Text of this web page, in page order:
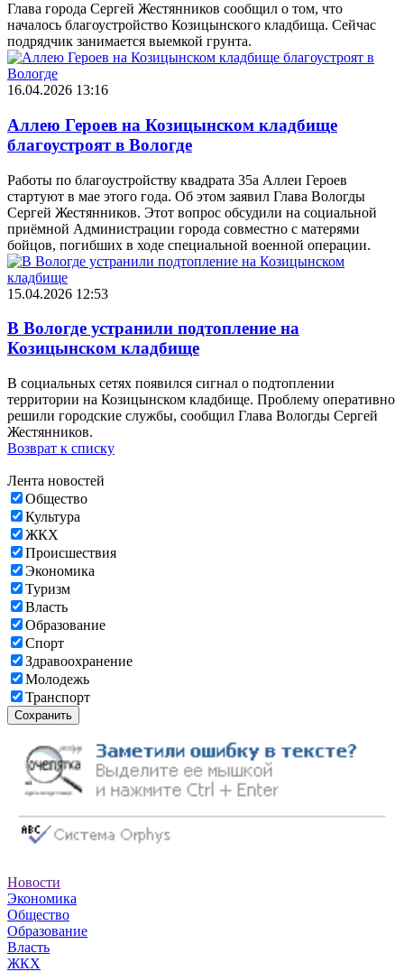
Глава города Сергей Жестянников сообщил о том, что
началось благоустройство Козицынского кладбища. Сейчас
подрядчик занимается выемкой грунта.
16.04.2026 13:16
Аллею Героев на Козицынском кладбище
благоустроят в Вологде
Работы по благоустройству квадрата 35а Аллеи Героев
стартуют в мае этого года. Об этом заявил Глава Вологды
Сергей Жестянников. Этот вопрос обсудили на социальной
приёмной Администрации города совместно с матерями
бойцов, погибших в ходе специальной военной операции.
15.04.2026 12:53
В Вологде устранили подтопление на
Козицынском кладбище
В социальных сетях появился сигнал о подтоплении
территории на Козицынском кладбище. Проблему оперативно
решили городские службы, сообщил Глава Вологды Сергей
Жестянников.
Возврат к списку
Лента новостей
Общество
Культура
ЖКХ
Происшествия
Экономика
Туризм
Власть
Образование
Спорт
Здравоохранение
Молодежь
Транспорт
Сохранить
Новости
Экономика
Общество
Образование
Власть
ЖКХ